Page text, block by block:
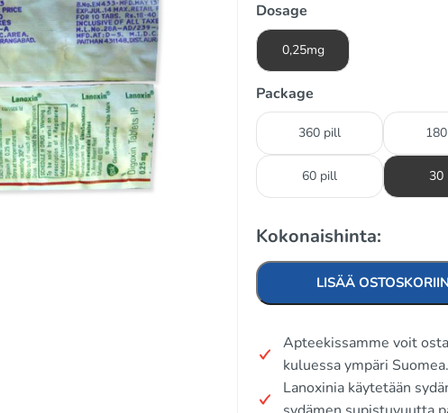
Dosage
0,25mg
Package
360 pill
60 pill 30
Kokonaishinta:
LISÄÄ OSTOSKORIIN
Apteekissamme voit
kuluessa ympäri
Lanoxinia käytetään